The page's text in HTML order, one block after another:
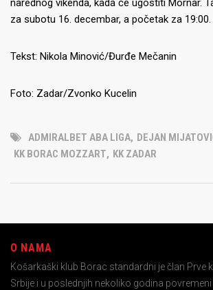
narednog vikenda, kada će ugostiti Mornar.
za subotu 16. decembar, a početak za 19:00.
Tekst: Nikola Minović/Đurđe Mečanin
Foto: Zadar/Zvonko Kucelin
ADMIRALBET ABA LIGA, DEJAN
KK BORAC MOZZART, KK ZADAR
O NAMA
Košarkaški klub Borac standardni je član Prve
Srbije i u poslednjih nekoliko godina